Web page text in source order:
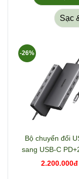
Sạc
Bộ chuyển đổi
sang USB-C
3.2+USB-C
2.200.000đ
-26%